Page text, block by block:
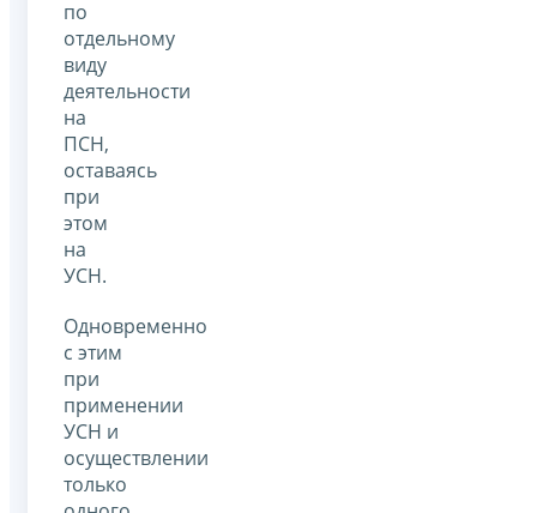
по
отдельному
виду
деятельности
на
ПСН,
оставаясь
при
этом
на
УСН.
Одновременно
с этим
при
применении
УСН и
осуществлении
только